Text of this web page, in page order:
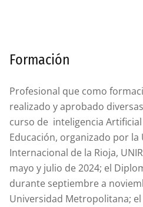
Formación
Profesional que como
realizado y aprobado
curso de inteligencia
Educación, organizado por la
Internacional de la Rioja,
mayo y julio de 2024; el
durante septiembre a
Universidad Metropolitana;